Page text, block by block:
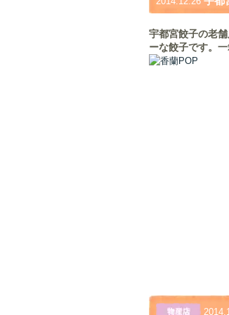
宇都宮餃子の老
ーな餃子です。